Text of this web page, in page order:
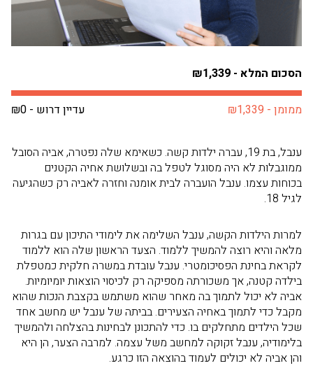
הסכום המלא - ₪1,339
עדיין דרוש - ₪0 ממומן - ₪1,339
ענבל, בת 19, עברה ילדות קשה. כשאימא שלה נפטרה, אביה הסובל
ממוגבלות לא היה מסוגל לטפל בה ובשלושת אחיה הקטנים
בכוחות עצמו. ענבל הועברה לבית אומנה וחזרה לאביה רק כשהגיעה
לגיל 18.
למרות הילדות הקשה, ענבל השלימה את לימודי התיכון עם בגרות
מלאה והיא רוצה להמשיך ללמוד. הצעד הראשון שלה הוא ללמוד
לקראת בחינת הפסיכומטרי. ענבל עובדת במשרה חלקית כמטפלת
בילדה קטנה, אך משכורתה מספיקה רק לכיסוי הוצאות יומיומיות.
אביה לא יכול לתמוך בה מאחר שהוא משתמש בקצבת הנכות שהוא
מקבל כדי לתמוך באחיה הצעירים. בביתה של ענבל יש מחשב אחד
שכל הילדים מתחלקים בו. כדי להתכונן לבחינות בהצלחה ולהמשיך
בלימודיה, ענבל זקוקה למחשב משל עצמה. למרבה הצער, הן היא
והן אביה לא יכולים לעמוד בהוצאה הזו כרגע.